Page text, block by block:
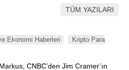
Telegram
TÜM YAZILARI
Ekonomi Haberleri
Kripto Para